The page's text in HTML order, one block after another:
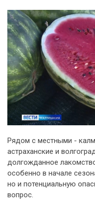
Рядом с местными -
астраханские и
долгожданное
особенно в начале
но и потенциальную
вопрос.